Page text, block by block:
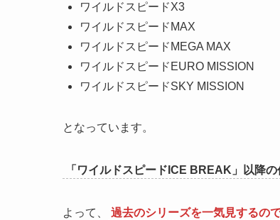
ワイルドスピードX3
ワイルドスピードMAX
ワイルドスピードMEGA MAX
ワイルドスピードEURO MISSION
ワイルドスピードSKY MISSION
となっています。
「ワイルドスピードICE BREAK」以降
よって、 過去のシリーズを一気見するの